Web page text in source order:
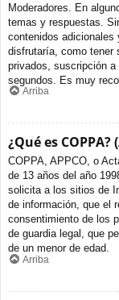
Moderadores. En
temas y respuestas.
contenidos adicionales
disfrutaría, como tener
privados, suscripción
segundos. Es muy
Arriba
¿Qué es COPPA?
COPPA, APPCO, o
de 13 años del año
solicita a los sitios de
de información, que el
consentimiento de los
de guardia legal, que
de un menor de edad.
Arriba